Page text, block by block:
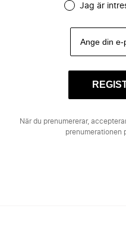
Jag är
När du prenumererar,
prenumerationen